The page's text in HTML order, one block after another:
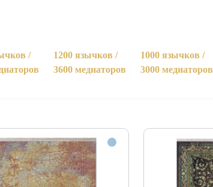
/
1200 язычков /
3600 медиаторов
1000 язычков /
3000 медиаторов